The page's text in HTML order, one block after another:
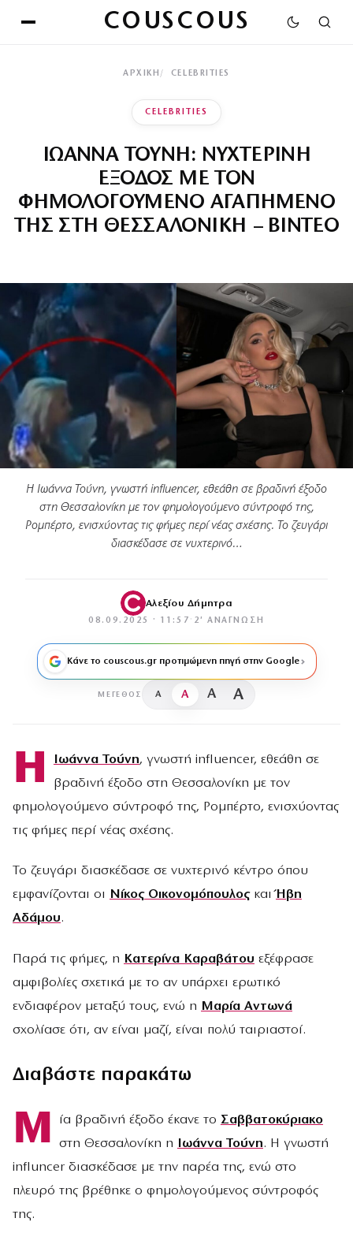
COUSCOUS
ΑΡΧΙΚΉ CELEBRITIES
CELEBRITIES
ΙΩΑΝΝΑ ΤΟΥΝΗ: ΝΥΧΤΕΡΙΝΗ
ΕΞΟΔΟΣ ΜΕ ΤΟΝ
ΦΗΜΟΛΟΓΟΥΜΕΝΟ ΑΓΑΠΗΜΕΝΟ
ΤΗΣ ΣΤΗ ΘΕΣΣΑΛΟΝΙΚΗ – ΒΙΝΤΕΟ
Η Ιωάννα Τούνη, γνωστή influencer, εθεάθη σε βραδινή έξοδο
στη Θεσσαλονίκη με τον φημολογούμενο σύντροφό της,
Ρομπέρτο, ενισχύοντας τις φήμες περί νέας σχέσης. Το ζευγάρι
διασκέδασε σε νυχτερινό…
Αλεξίου Δήμητρα
08.09.2025 · 11:57 · 2′ ΑΝΆΓΝΩΣΗ
Κάνε το couscous.gr προτιμώμενη πηγή στην Google
ΜΈΓΕΘΟΣ A A A A
Η Ιωάννα Τούνη, γνωστή influencer, εθεάθη σε
βραδινή έξοδο στη Θεσσαλονίκη με τον
φημολογούμενο σύντροφό της, Ρομπέρτο, ενισχύοντας
τις φήμες περί νέας σχέσης.
Το ζευγάρι διασκέδασε σε νυχτερινό κέντρο όπου
εμφανίζονται οι Νίκος ΟικονομόπουλοςκαιΉβη
Αδάμου.
Παρά τις φήμες, η Κατερίνα Καραβάτου εξέφρασε
αμφιβολίες σχετικά με το αν υπάρχει ερωτικό
ενδιαφέρον μεταξύ τους, ενώ η Μαρία Αντωνά
σχολίασε ότι, αν είναι μαζί, είναι πολύ ταιριαστοί.
Διαβάστε παρακάτω
Μ ία βραδινή έξοδο έκανε το Σαββατοκύριακο
στη Θεσσαλονίκη η
Ιωάννα Τούνη. Η γνωστή
influncer διασκέδασε με την παρέα της, ενώ στο
πλευρό της βρέθηκε ο φημολογούμενος σύντροφός
της.